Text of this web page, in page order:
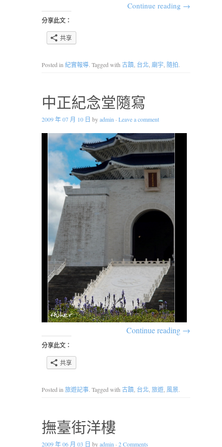
Continue reading →
分享此文：
共享
Posted in 紀實報導. Tagged with 古蹟 台北 廟宇 隨拍.
中正紀念堂隨寫
2009 年 07 月 10 日 byadmin · Leave a comment
Continue reading →
分享此文：
共享
Posted in 旅遊記事. Tagged with 古蹟 台北 旅遊 風景.
撫臺街洋樓
2009 年 06 月 03 日 byadmin · 2 Comments